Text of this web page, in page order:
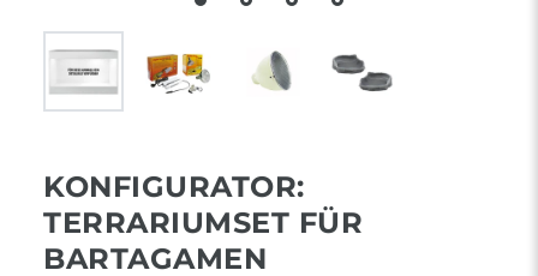
KONFIGURATOR:
TERRARIUMSET FÜR
BARTAGAMEN